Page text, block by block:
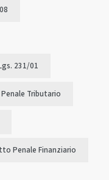
231/01
Tributario
Penale Finanziario